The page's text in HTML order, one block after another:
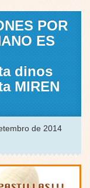
POR
ES
dinos
MIREN
de 2014